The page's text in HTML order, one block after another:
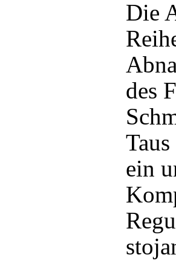
Die
des
ein